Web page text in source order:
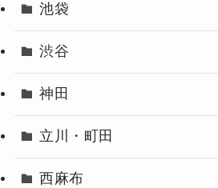
池袋
渋谷
神田
立川・町田
西麻布